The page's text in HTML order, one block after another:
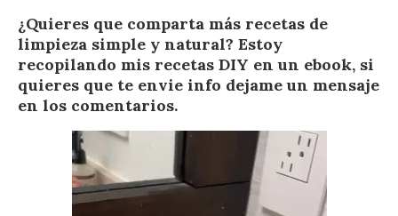
¿Quieres que comparta más recetas de
limpieza simple y natural? Estoy
recopilando mis recetas DIY en un ebook, si
quieres que te envie info dejame un mensaje
en los comentarios.